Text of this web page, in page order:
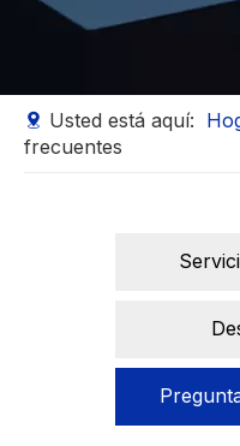
Usted está aquí:
frecuentes